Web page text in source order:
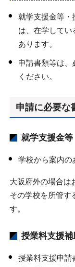
就学支援金等・
は、在学してい
あります。
申請書類等は、
ください。
申請に必要な
就学支援金等
学校から案内の
大阪府外の場合は
その学校を所管す
す。
授業料支援補
授業料支援申